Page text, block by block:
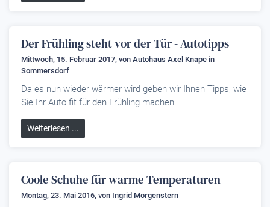
Der Frühling steht vor der Tür - Autotipps
Mittwoch, 15. Februar 2017, von Autohaus Axel Knape in
Sommersdorf
Da es nun wieder wärmer wird geben wir Ihnen Tipps, wie
Sie Ihr Auto fit für den Frühling machen.
Weiterlesen ...
Coole Schuhe für warme Temperaturen
Montag, 23. Mai 2016, von Ingrid Morgenstern